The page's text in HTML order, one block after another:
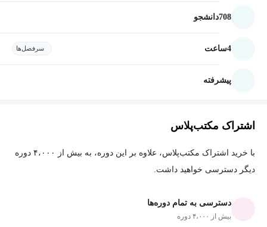
708دانشجو
4ساعت سرفصل‌ها
پیشرفته
اشتراک مکتب‌پلاس
با خرید اشتراک مکتب‌پلاس، علاوه بر این دوره، به بیش از ۴،۰۰۰ دوره
دیگر دسترسی خواهید داشت.
دسترسی به تمام دوره‌ها
بیش از ۴،۰۰۰ دوره